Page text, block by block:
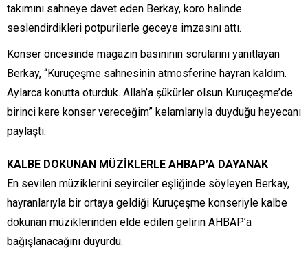
takımını sahneye davet eden Berkay, koro halinde
seslendirdikleri potpurilerle geceye imzasını attı.
Konser öncesinde magazin basınının sorularını yanıtlayan
Berkay, “Kuruçeşme sahnesinin atmosferine hayran kaldım.
Aylarca konutta oturduk. Allah’a şükürler olsun Kuruçeşme’de
birinci kere konser vereceğim” kelamlarıyla duyduğu heyecanı
paylaştı.
KALBE DOKUNAN MÜZİKLERLE AHBAP’A DAYANAK
En sevilen müziklerini seyirciler eşliğinde söyleyen Berkay,
hayranlarıyla bir ortaya geldiği Kuruçeşme konseriyle kalbe
dokunan müziklerinden elde edilen gelirin AHBAP’a
bağışlanacağını duyurdu.